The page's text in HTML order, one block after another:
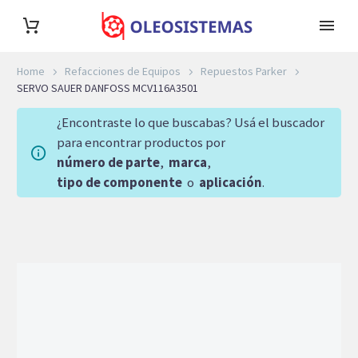
Home Refacciones de Equipos
Repuestos Parker
SERVO SAUER DANFOSS MCV116A3501
¿Encontraste lo que buscabas? Usá el buscador
para encontrar productos por
número de parte, marca,
tipo de componente o aplicación.